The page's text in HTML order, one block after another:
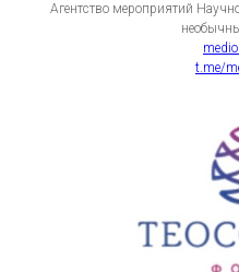
Агентство мероприятий
t.me/